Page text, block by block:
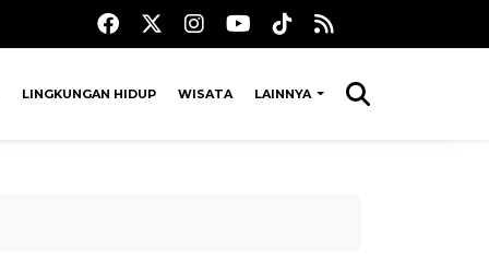
LINGKUNGAN HIDUP WISATA LAINNYA